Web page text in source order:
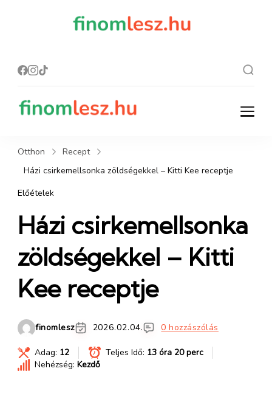
finomlesz.hu
Recept, ami finom lesz.
Otthon
Recept
Házi csirkemellsonka zöldségekkel – Kitti Kee receptje
Előételek
Házi csirkemellsonka
zöldségekkel – Kitti
Kee receptje
finomlesz 2026.02.04. 0 hozzászólás
Adag: 12 Teljes Idő: 13 óra 20 perc
Nehézség: Kezdő